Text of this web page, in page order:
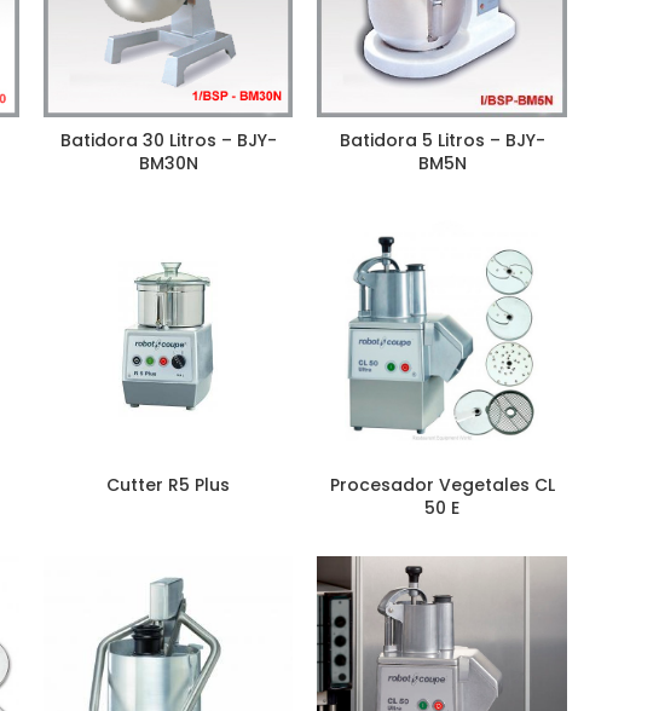
Batidora 30 Litros – BJY-
BM30N
Batidora 5 Litros – BJY-
BM5N
Cutter R5 Plus
Procesador Vegetales CL
50 E